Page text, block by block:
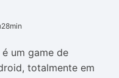
um game de
totalmente em